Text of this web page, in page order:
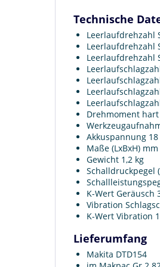
Technische
Leerlaufdrehzahl
Leerlaufdrehzahl
Leerlaufdrehzahl
Drehmoment
Akkuspannung 18
Maße (LxBxH)
Gewicht 1,2 kg
Schalldruckpegel
K-Wert Geräusch
Vibration
K-Wert Vibration
Lieferumfang
Makita DTD154